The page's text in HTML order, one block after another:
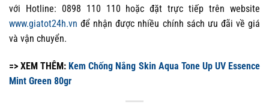
với Hotline: 0898 110 110 hoặc đặt trực tiếp trên website
www.giatot24h.vn để nhận được nhiều chính sách ưu đãi về giá
và vận chuyển.
=> XEM THÊM: Kem Chống Nắng Skin Aqua Tone Up UV Essence
Mint Green 80gr